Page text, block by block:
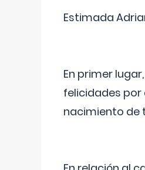
Estimada
En primer lugar,
felicidades por
nacimiento de